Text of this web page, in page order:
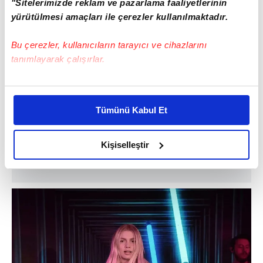
"Sitelerimizde reklam ve pazarlama faaliyetlerinin
yürütülmesi amaçları ile çerezler kullanılmaktadır.
Bu çerezler, kullanıcıların tarayıcı ve cihazlarını
tanımlayarak çalışırlar.
Bu çerezlere izin vermeniz halinde sizlere özel
daha iyi reklam deneyimi yaşatabiliriz. Bunu yaparken
amacımızın size daha iyi bir reklam deneyimi sunmak
olduğunu ve sizlere en iyi içerikleri sunabilmek adına
elimizden gelen çabayı gösterdiğimizi ve bu noktada,
reklamların maliyetlerimizi karşılamak noktasında tek gelir
Her halükârda, kullanıcılar, bu çerezlere izin vermedikleri
takdirde, kullanıcılara hedefli reklamlar
gösterilmeyecektir."
Tümünü Kabul Et
Kişiselleştir